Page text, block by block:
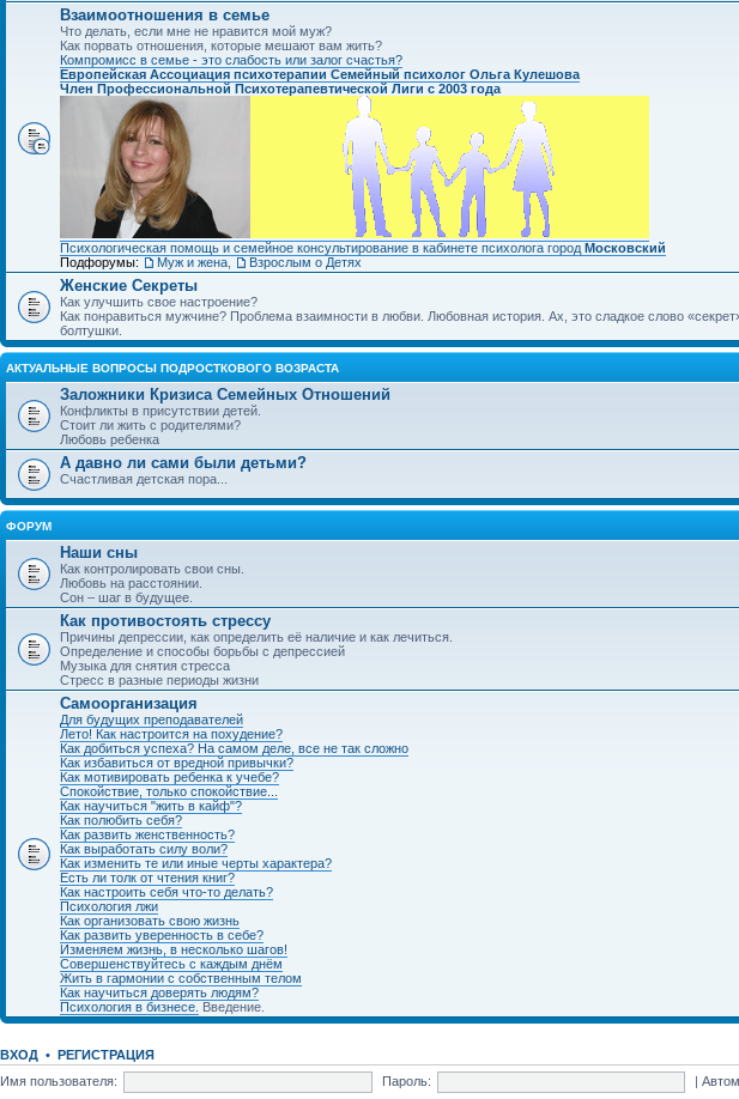
Взаимоотношения в семье
Что делать, если мне не нравится мой муж?
Как порвать отношения, которые мешают вам жить?
Компромисс в семье - это слабость или залог счастья?
Европейская Ассоциация психотерапии Семейный психолог Ольга Кулешова
Член Профессиональной Психотерапевтической Лиги с 2003 года
Психологическая помощь и семейное консультирование в кабинете психолога город Московский
Подфорумы:
Муж и жена Взрослым о Детях
Женские Секреты
Как улучшить свое настроение?
Как понравиться мужчине? Проблема взаимности в любви. Любовная история. Ах, это сладкое слово
болтушки.
АКТУАЛЬНЫЕ ВОПРОСЫ ПОДРОСТКОВОГО ВОЗРАСТА
Заложники Кризиса Семейных Отношений
Конфликты в присутствии детей.
Стоит ли жить с родителями?
Любовь ребенка
А давно ли сами были детьми?
Счастливая детская пора...
ФОРУМ
Наши сны
Как контролировать свои сны.
Любовь на расстоянии.
Сон – шаг в будущее.
Как противостоять стрессу
Причины депрессии, как определить её наличие и как лечиться.
Определение и способы борьбы с депрессией
Музыка для снятия стресса
Стресс в разные периоды жизни
Самоорганизация
Для будущих преподавателей
Лето! Как настроится на похудение?
Как добиться успеха? На самом деле, все не так сложно
Как избавиться от вредной привычки?
Как мотивировать ребенка к учебе?
Спокойствие, только спокойствие...
Как научиться "жить в кайф"?
Как полюбить себя?
Как развить женственность?
Как выработать силу воли?
Как изменить те или иные черты характера?
Есть ли толк от чтения книг?
Как настроить себя что-то делать?
Психология лжи
Как организовать свою жизнь
Как развить уверенность в себе?
Изменяем жизнь, в несколько шагов!
Совершенствуйтесь с каждым днём
Жить в гармонии с собственным телом
Как научиться доверять людям?
Психология в бизнесе. Введение.
ВХОД • РЕГИСТРАЦИЯ
Имя пользователя:
Пароль: |